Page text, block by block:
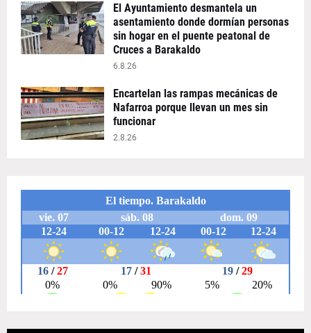
El Ayuntamiento desmantela un
asentamiento donde dormían personas
sin hogar en el puente peatonal de
Cruces a Barakaldo
6.8.26
Encartelan las rampas mecánicas de
Nafarroa porque llevan un mes sin
funcionar
2.8.26